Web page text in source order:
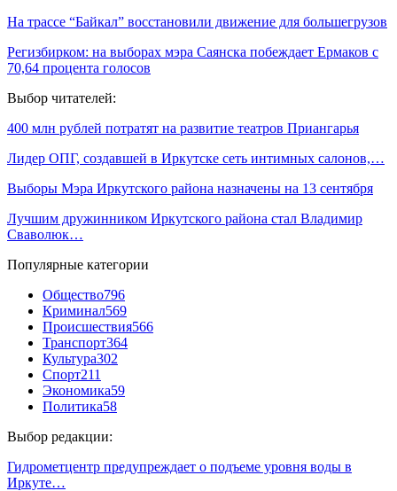
На трассе “Байкал” восстановили движение для большегрузов
Регизбирком: на выборах мэра Саянска побеждает Ермаков с
70,64 процента голосов
Выбор читателей:
400 млн рублей потратят на развитие театров Приангарья
Лидер ОПГ, создавшей в Иркутске сеть интимных салонов,…
Выборы Мэра Иркутского района назначены на 13 сентября
Лучшим дружинником Иркутского района стал Владимир
Сваволюк…
Популярные категории
Общество796
Криминал569
Происшествия566
Транспорт364
Культура302
Спорт211
Экономика59
Политика58
Выбор редакции:
Гидрометцентр предупреждает о подъеме уровня воды в
Иркуте…